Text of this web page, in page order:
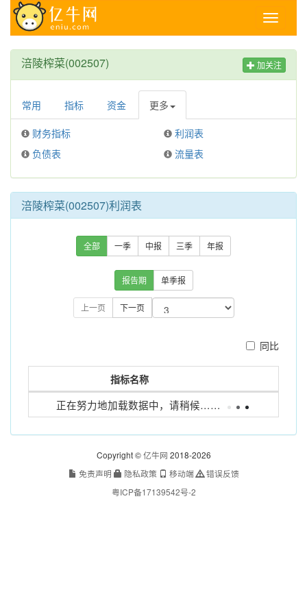
Toggle
涪陵榨菜(002507) 加关注
常用 指标 资金 更多
财务指标
利润表
负债表
流量表
涪陵榨菜(002507)利润表
全部 一季 中报 三季 年报
报告期 单季报
上一页 下一页
同比
正在努力地加载数据中，请稍候……
指标名称
没有找到匹配的记录
Copyright ©亿牛网 2018-2026
免责声明
隐私政策 移动端
错误反馈
粤ICP备17139542号-2